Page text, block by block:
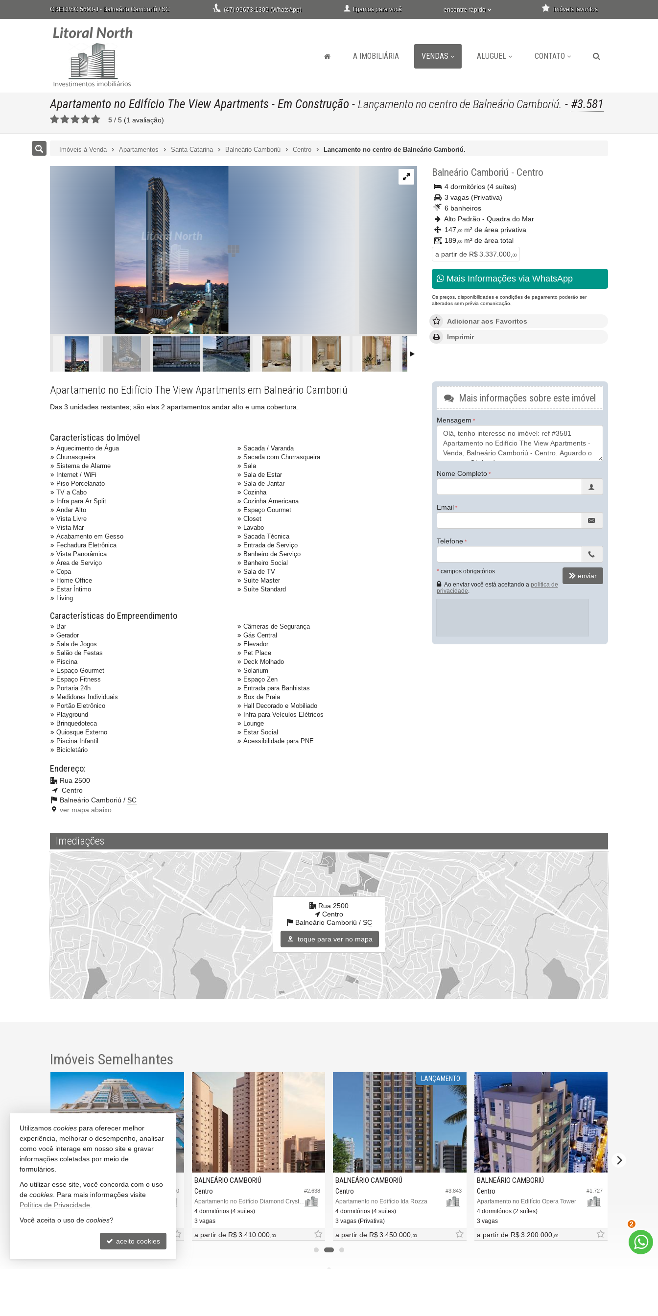
CRECI/SC 5693-J - Balneário Camboriú /SC (47) 99673-1309 (WhatsApp) ligamos para você encontre rápido imóveis favoritos
A IMOBILIÁRIA VENDAS ALUGUEL CONTATO
Apartamento no Edifício The View Apartments - Em Construção - Lançamento no centro de Balneário Camboriú. - #3.581
5 / 5 (1 avaliação)
Imóveis à Venda Apartamentos Santa Catarina Balneário Camboriú Centro Lançamento no centro de Balneário Camboriú.
Balneário Camboriú - Centro
4 dormitórios (4 suítes)
3 vagas (Privativa)
6 banheiros
Alto Padrão - Quadra do Mar
147, 00m² de área privativa
189, 00m² de área total
a partir de R$ 3.337.000, 00
Mais Informações via WhatsApp
Os preços, disponibilidades e condições de pagamento poderão ser
alterados sem prévia comunicação.
Adicionar aos Favoritos
Imprimir
Apartamento no Edifício The View Apartments em Balneário Camboriú
Das 3 unidades restantes; são elas 2 apartamentos andar alto e uma cobertura.
Características do Imóvel
Aquecimento de Água
Churrasqueira
Sistema de Alarme
Internet / WiFi
Piso Porcelanato
TV a Cabo
Infra para Ar Split
Andar Alto
Vista Livre
Vista Mar
Acabamento em Gesso
Fechadura Eletrônica
Vista Panorâmica
Área de Serviço
Copa
Home Office
Estar Íntimo
Living
Sacada / Varanda
Sacada com Churrasqueira
Sala
Sala de Estar
Sala de Jantar
Cozinha
Cozinha Americana
Espaço Gourmet
Closet
Lavabo
Sacada Técnica
Entrada de Serviço
Banheiro de Serviço
Banheiro Social
Sala de TV
Suíte Master
Suíte Standard
Características do Empreendimento
Bar
Gerador
Sala de Jogos
Salão de Festas
Piscina
Espaço Gourmet
Espaço Fitness
Portaria 24h
Medidores Individuais
Portão Eletrônico
Playground
Brinquedoteca
Quiosque Externo
Piscina Infantil
Bicicletário
Câmeras de Segurança
Gás Central
Elevador
Pet Place
Deck Molhado
Solarium
Espaço Zen
Entrada para Banhistas
Box de Praia
Hall Decorado e Mobiliado
Infra para Veículos Elétricos
Lounge
Estar Social
Acessibilidade para PNE
Endereço:
Rua 2500
Centro
Balneário Camboriú / SC
ver mapa abaixo
Mais informações sobre este imóvel
Mensagem
Nome Completo
Email
Telefone
* campos obrigatórios
Ao enviar você está aceitando a política de
privacidade
enviar
Imediações
Rua 2500
Centro
Balneário Camboriú / SC
toque para ver no mapa
Imóveis Semelhantes
BALNEÁRIO CAMBORIÚ
Centro
3 vagas (Privativa)
BALNEÁRIO CAMBORIÚ
Apartamento no Edifício Diamond Crystal Tower
4 dormitórios (4 suítes)
a partir de R$ 3.410.000,00
LANÇAMENTO
BALNEÁRIO CAMBORIÚ
Centro
Apartamento no Edifício Ida Rozza
4 dormitórios (4 suítes)
3 vagas (Privativa)
a partir de R$ 3.450.000,00
BALNEÁRIO CAMBORIÚ
Centro
Apartamento no Edifício Opera Tower
4 dormitórios (2 suítes)
a partir de R$ 3.200.000,00
Centro
3 vagas (Privativa)
a partir de R$ 3.605.000,
2
Utilizamos cookies para oferecer melhor
experiência, melhorar o desempenho, analisar
como você interage em nosso site e gravar
informações coletadas por meio de
formulários.
Ao utilizar esse site, você concorda com o uso
de cookies . Para mais informações visite
Política de Privacidade
Você aceita o uso de cookies?
aceito cookies